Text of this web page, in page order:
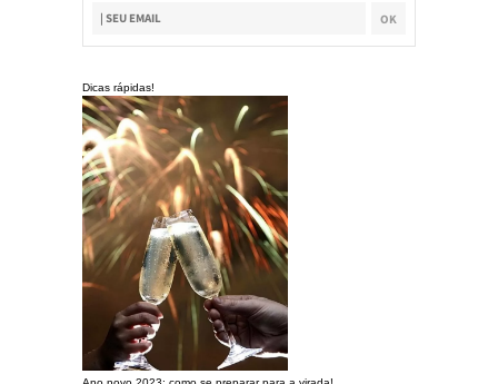
Dicas rápidas!